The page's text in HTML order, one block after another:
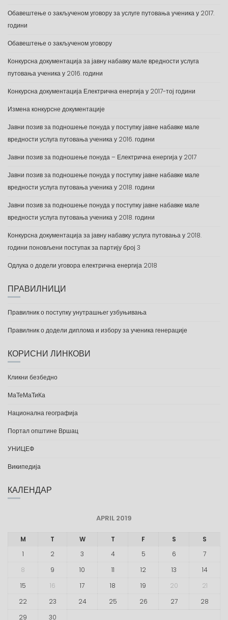
Обавештење о закљученом уговору за услуге путовања ученика у 2017.
години
Обавештење о закљученом уговору
Конкурсна документација за јавну набавку мале вредности услуга
путовања ученика у 2016. години
Конкурсна документација Електрична енергија у 2017-тој години
Измена конкурсне документације
Јавни позив за подношење понуда у поступку јавне набавке мале
вредности услуга путовања ученика у 2016. години
Јавни позив за подношење понуда – Електрична енергија у 2017
Јавни позив за подношење понуда у поступку јавне набавке мале
вредности услуга путовања ученика у 2018. години
Јавни позив за подношење понуда у поступку јавне набавке мале
вредности услуга путовања ученика у 2018. години
Конкурсна документација за јавну набавку услуга путовања у 2018.
години поновљени поступак за партију број 3
Одлука о додели уговора електрична енергија 2018
ПРАВИЛНИЦИ
Правилник о поступку унутрашњег узбуњивања
Правилник о додели диплома и избору за ученика генерације
КОРИСНИ ЛИНКОВИ
Кликни безбедно
МаТеМаТиКа
Национална географија
Портал општине Вршац
УНИЦЕФ
Википедија
КАЛЕНДАР
APRIL 2019
M T W T F S
S
1
2 3 4 5 6
7
8
9 10 11 12 13
14
15
16 17 18 19 20
21
22
23 24 25 26 27
28
29
30